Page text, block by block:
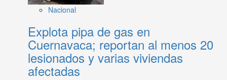
Nacional
Explota pipa de gas en
Cuernavaca; reportan al menos 20
lesionados y varias viviendas
afectadas